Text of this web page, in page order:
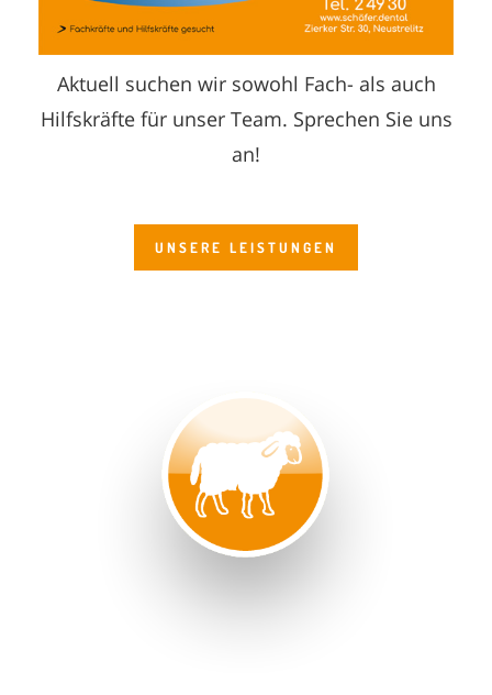
Aktuell suchen wir sowohl Fach- als auch
Hilfskräfte für unser Team. Sprechen Sie uns
an!
UNSERE LEISTUNGEN